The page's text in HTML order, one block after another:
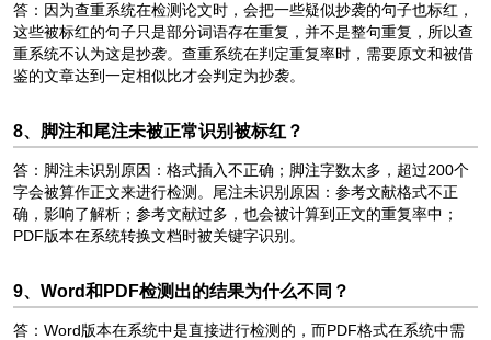
答：因为查重系统在检测论文时，会把一些疑似抄袭的句子也标红，
这些被标红的句子只是部分词语存在重复，并不是整句重复，所以查
重系统不认为这是抄袭。查重系统在判定重复率时，需要原文和被借
鉴的文章达到一定相似比才会判定为抄袭。
8、脚注和尾注未被正常识别被标红？
答：脚注未识别原因：格式插入不正确；脚注字数太多，超过200个
字会被算作正文来进行检测。尾注未识别原因：参考文献格式不正
确，影响了解析；参考文献过多，也会被计算到正文的重复率中；
PDF版本在系统转换文档时被关键字识别。
9、Word和PDF检测出的结果为什么不同？
答：Word版本在系统中是直接进行检测的，而PDF格式在系统中需